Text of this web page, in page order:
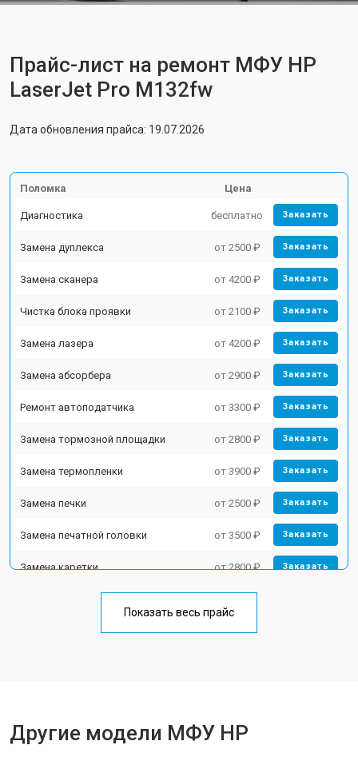
Прайс-лист на ремонт МФУ HP
LaserJet Pro M132fw
Дата обновления прайса: 19.07.2026
Поломка Цена
Диагностика бесплатно Заказать
Замена дуплекса от 2500 ₽ Заказать
Замена сканера от 4200 ₽ Заказать
Чистка блока проявки от 2100 ₽ Заказать
Замена лазера от 4200 ₽ Заказать
Замена абсорбера от 2900 ₽ Заказать
Ремонт автоподатчика от 3300 ₽ Заказать
Замена тормозной площадки от 2800 ₽ Заказать
Замена термопленки от 3900 ₽ Заказать
Замена печки от 2500 ₽ Заказать
Замена печатной головки от 3500 ₽ Заказать
Замена каретки от 2800 ₽ Заказать
Замена блока питания от 2500 ₽
Показать весь прайс
Другие модели МФУ HP